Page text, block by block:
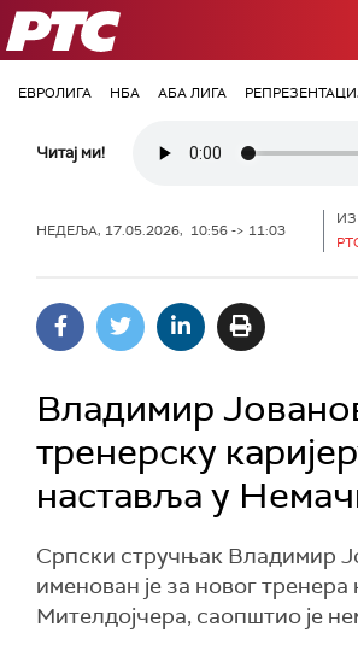
РТС
ЕВРОЛИГА НБА АБА ЛИГА
Читај ми!
НЕДЕЉА, 17.05.2026, 10:56 -> 11:03
Владимир
тренерску
наставља у
Српски стручњак Владимир
именован је за новог
Мителдојчера, саопштио је